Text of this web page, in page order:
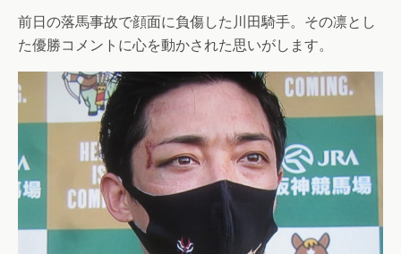
前日の落馬事故で顔面に負傷した川田騎手。その凛とし
た優勝コメントに心を動かされた思いがします。